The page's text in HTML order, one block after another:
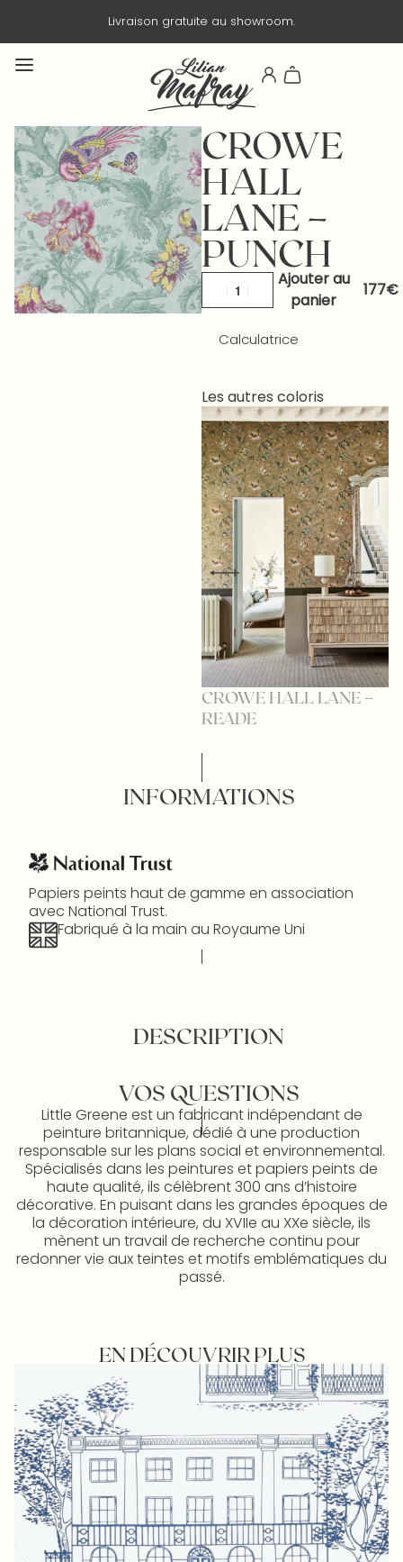
Livraison gratuite au showroom.
CROWE
HALL
LANE –
PUNCH
Ajouter au
panier
Calculatrice
Les autres coloris
CROWE HALL LANE –
READE
INFORMATIONS
Papiers peints haut de gamme en association
avec National Trust.
Fabriqué à la main au Royaume Uni
DESCRIPTION
VOS QUESTIONS
Little Greene est un fabricant indépendant de
peinture britannique, dédié à une production
responsable sur les plans social et environnemental.
Spécialisés dans les peintures et papiers peints de
haute qualité, ils célèbrent 300 ans d’histoire
décorative. En puisant dans les grandes époques de
la décoration intérieure, du XVIIe au XXe siècle, ils
mènent un travail de recherche continu pour
redonner vie aux teintes et motifs emblématiques du
passé.
EN DÉCOUVRIR PLUS